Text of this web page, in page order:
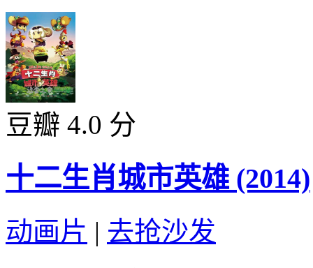
豆瓣 4.0 分
十二生肖城市英雄 (2014)
动画片 | 去抢沙发